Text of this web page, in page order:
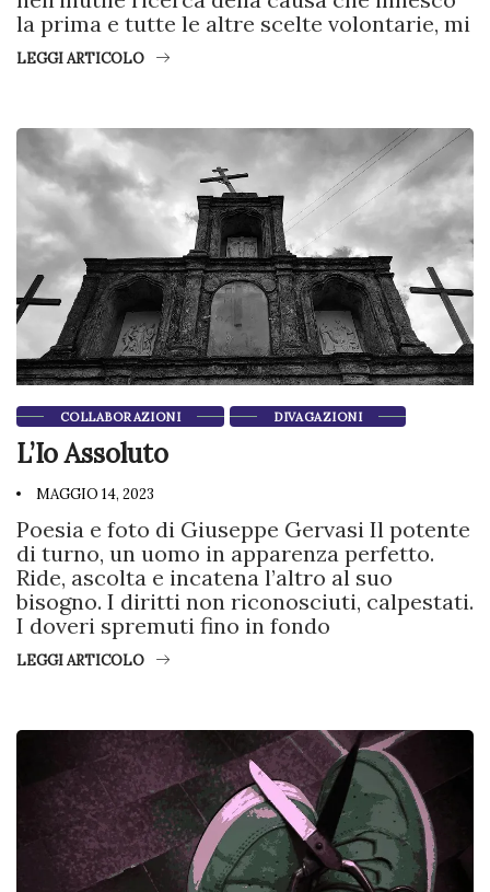
la prima e tutte le altre scelte volontarie, mi
LEGGI ARTICOLO
COLLABORAZIONI DIVAGAZIONI
L’Io Assoluto
MAGGIO 14, 2023
Poesia e foto di Giuseppe Gervasi Il potente
di turno, un uomo in apparenza perfetto.
Ride, ascolta e incatena l’altro al suo
bisogno. I diritti non riconosciuti, calpestati.
I doveri spremuti fino in fondo
LEGGI ARTICOLO